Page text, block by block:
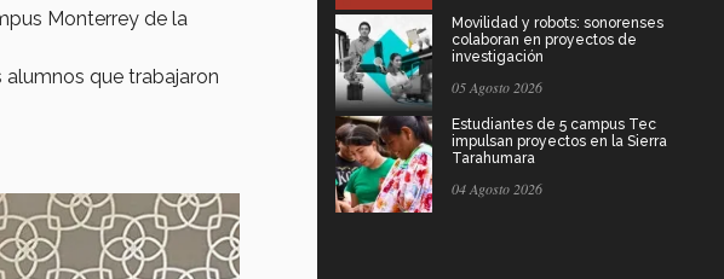
Monterrey de la
alumnos que trabajaron
Movilidad y robots: sonorenses
colaboran en proyectos de
investigación
05 Agosto 2026
Estudiantes de 5 campus Tec
impulsan proyectos en la Sierra
Tarahumara
04 Agosto 2026